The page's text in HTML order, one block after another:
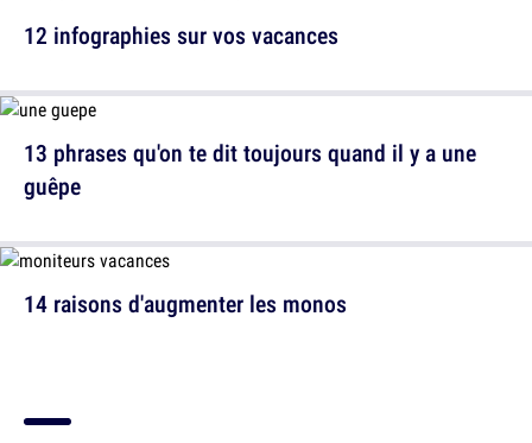
13 phrases qu'on te dit toujours quand il y a une
guêpe
12 infographies sur vos vacances
14 raisons d'augmenter les monos